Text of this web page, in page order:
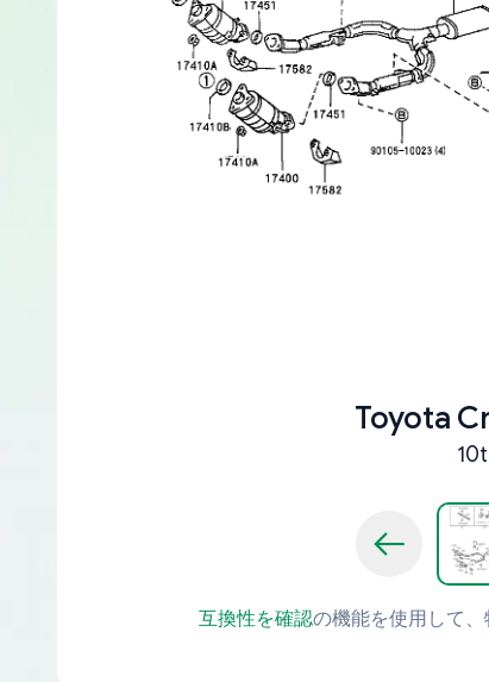
Toyota
互換性を確認の機能を使用して、